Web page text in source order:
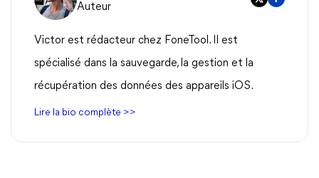
Auteur
Victor est rédacteur chez FoneTool. Il est
spécialisé dans la sauvegarde, la gestion et la
récupération des données des appareils iOS.
Lire la bio complète >>